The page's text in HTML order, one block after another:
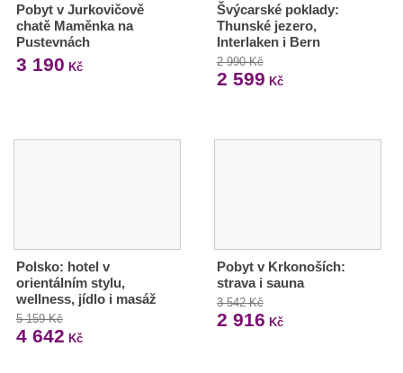
Pobyt v Jurkovičově
chatě Maměnka na
Pustevnách
3 190 Kč
Švýcarské poklady:
Thunské jezero,
Interlaken i Bern
2 990 Kč
2 599 Kč
Polsko: hotel v
orientálním stylu,
wellness, jídlo i masáž
5 159 Kč
4 642 Kč
Pobyt v Krkonoších:
strava i sauna
3 542 Kč
2 916 Kč